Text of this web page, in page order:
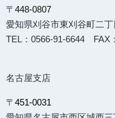
〒 448-0807
愛知県刈谷市東刈谷町二丁
TEL：0566-91-6644 FAX
名古屋支店
〒 451-0031